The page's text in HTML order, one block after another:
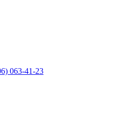
063-41-23